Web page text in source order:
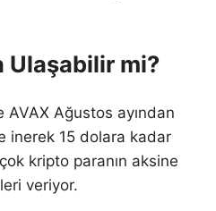
Ulaşabilir mi?
Ağustos ayından
inerek 15 dolara kadar
kripto paranın aksine
veriyor.